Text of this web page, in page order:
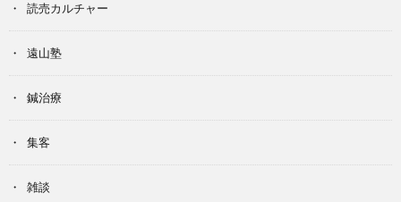
読売カルチャー
遠山塾
鍼治療
集客
雑談